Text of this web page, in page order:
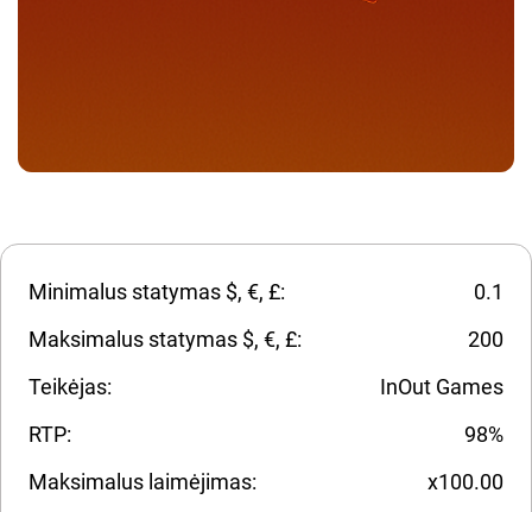
Minimalus statymas $, €, £:
0.1
Maksimalus statymas $, €, £:
200
Teikėjas:
InOut Games
RTP:
98%
Maksimalus laimėjimas:
x100.00